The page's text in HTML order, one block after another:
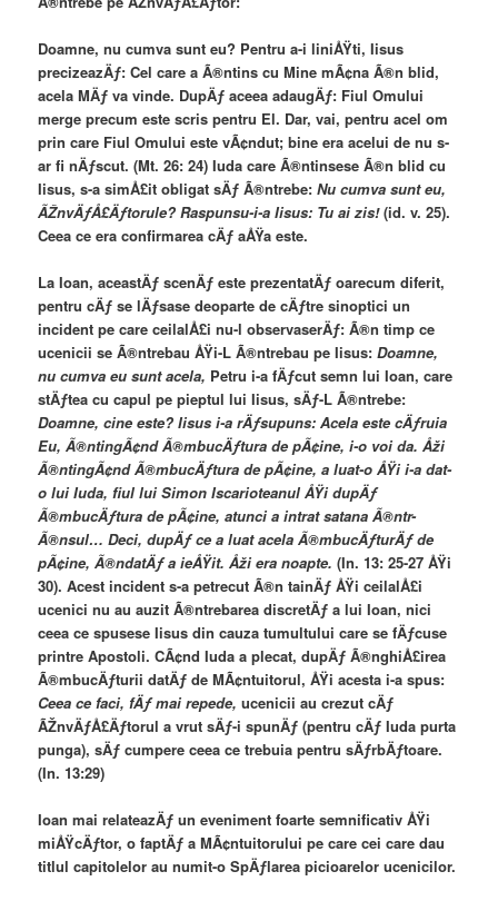
Doamne, nu cumva sunt eu? Pentru a-i liniÅŸti, Iisus
precizeazÄƒ: Cel care a Ã®ntins cu Mine mÃ¢na Ã®n blid,
acela MÄƒ va vinde. DupÄƒ aceea adaugÄƒ: Fiul Omului
merge precum este scris pentru El. Dar, vai, pentru acel om
prin care Fiul Omului este vÃ¢ndut; bine era acelui de nu s-
ar fi nÄƒscut. (Mt. 26: 24) Iuda care Ã®ntinsese Ã®n blid cu
Iisus, s-a simÅ£it obligat sÄƒ Ã®ntrebe:Nu cumva sunt eu,
ÃŽnvÄƒÅ£Äƒtorule? Raspunsu-i-a Iisus: Tu ai zis!(id. v. 25).
Ceea ce era confirmarea cÄƒ aÅŸa este.
La Ioan, aceastÄƒ scenÄƒ este prezentatÄƒ oarecum diferit,
pentru cÄƒ se lÄƒsase deoparte de cÄƒtre sinoptici un
incident pe care ceilalÅ£i nu-l observaserÄƒ: Ã®n timp ce
ucenicii se Ã®ntrebau ÅŸi-L Ã®ntrebau pe Iisus:Doamne,
nu cumva eu sunt acela, Petru i-a fÄƒcut semn lui Ioan, care
stÄƒtea cu capul pe pieptul lui Iisus, sÄƒ-L Ã®ntrebe:
Doamne, cine este? Iisus i-a rÄƒsupuns: Acela este cÄƒruia
Eu, Ã®ntingÃ¢nd Ã®mbucÄƒtura de pÃ¢ine, i-o voi da. Åži
Ã®ntingÃ¢nd Ã®mbucÄƒtura de pÃ¢ine, a luat-o ÅŸi i-a dat-
o lui Iuda, fiul lui Simon Iscarioteanul ÅŸi dupÄƒ
Ã®mbucÄƒtura de pÃ¢ine, atunci a intrat satana Ã®ntr-
Ã®nsul… Deci, dupÄƒ ce a luat acela Ã®mbucÄƒturÄƒ de
pÃ¢ine, Ã®ndatÄƒ a ieÅŸit. Åži era noapte.(In. 13: 25-27 ÅŸi
30). Acest incident s-a petrecut Ã®n tainÄƒ ÅŸi ceilalÅ£i
ucenici nu au auzit Ã®ntrebarea discretÄƒ a lui Ioan, nici
ceea ce spusese Iisus din cauza tumultului care se fÄƒcuse
printre Apostoli. CÃ¢nd Iuda a plecat, dupÄƒ Ã®nghiÅ£irea
Ã®mbucÄƒturii datÄƒ de MÃ¢ntuitorul, ÅŸi acesta i-a spus:
Ceea ce faci, fÄƒ mai repede,ucenicii au crezut cÄƒ
ÃŽnvÄƒÅ£Äƒtorul a vrut sÄƒ-i spunÄƒ (pentru cÄƒ Iuda purta
punga), sÄƒ cumpere ceea ce trebuia pentru sÄƒrbÄƒtoare.
(In. 13:29)
Ioan mai relateazÄƒ un eveniment foarte semnificativ ÅŸi
miÅŸcÄƒtor, o faptÄƒ a MÃ¢ntuitorului pe care cei care dau
titlul capitolelor au numit-o SpÄƒlarea picioarelor ucenicilor.